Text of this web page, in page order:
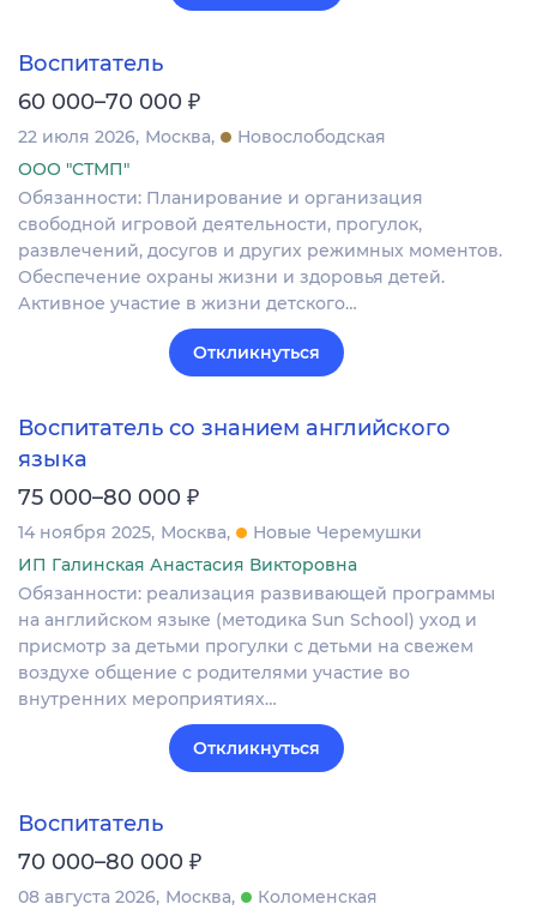
Воспитатель
60 000–70 000 ₽
22 июля 2026 Москва
Новослободская
ООО "СТМП"
Обязанности: Планирование и организация
свободной игровой деятельности, прогулок,
развлечений, досугов и других режимных моментов.
Обеспечение охраны жизни и здоровья детей.
Активное участие в жизни детского…
Откликнуться
Воспитатель со знанием английского
языка
75 000–80 000 ₽
14 ноября 2025 Москва
Новые Черемушки
ИП Галинская Анастасия Викторовна
Обязанности: реализация развивающей программы
на английском языке (методика Sun School) уход и
присмотр за детьми прогулки с детьми на свежем
воздухе общение с родителями участие во
внутренних мероприятиях…
Откликнуться
Воспитатель
70 000–80 000 ₽
08 августа 2026 Москва
Коломенская